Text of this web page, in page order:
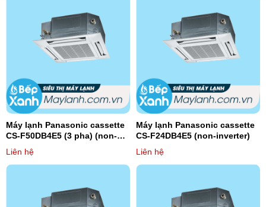
Máy lạnh Panasonic cassette
CS-F50DB4E5 (3 pha) (non-
inverter)
Liên hệ
Máy lạnh Panasonic cassette
CS-F24DB4E5 (non-inverter)
Liên hệ